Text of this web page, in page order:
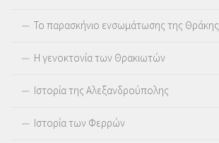
Το παρασκήνιο ενσωμάτωσης της Θράκης
Η γενοκτονία των Θρακιωτών
Ιστορία της Αλεξανδρούπολης
Ιστορία των Φερρών